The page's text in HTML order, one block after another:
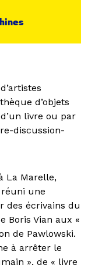
d’objets
livre ou par
discussion-
La Marelle,
une
des écrivains du
Boris Vian aux «
de Pawlowski.
à arrêter le
», de « livre